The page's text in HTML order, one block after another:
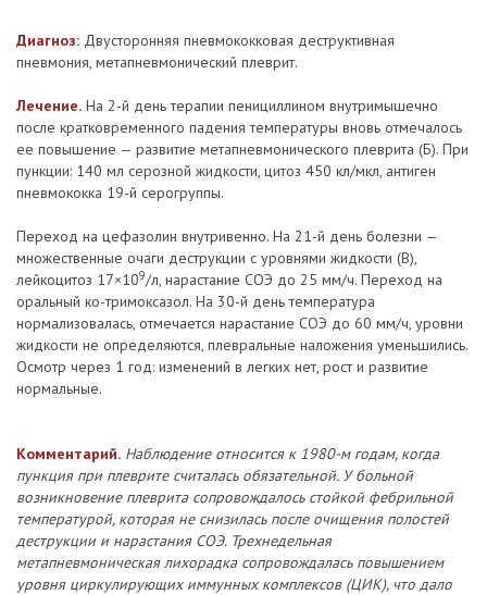
Диагноз: Двусторонняя пневмококковая деструктивная
пневмония, метапневмонический плеврит.
Лечение. На 2-й день терапии пенициллином внутримышечно
после кратковременного падения температуры вновь отмечалось
ее повышение — развитие метапневмонического плеврита (Б). При
пункции: 140 мл серозной жидкости, цитоз 450 кл/мкл, антиген
пневмококка 19-й серогруппы.
Переход на цефазолин внутривенно. На 21-й день болезни —
множественные очаги деструкции с уровнями жидкости (В),
лейкоцитоз 17×109/л, нарастание СОЭ до 25 мм/ч. Переход на
оральный ко-тримоксазол. На 30-й день температура
нормализовалась, отмечается нарастание СОЭ до 60 мм/ч, уровни
жидкости не определяются, плевральные наложения уменьшились.
Осмотр через 1 год: изменений в легких нет, рост и развитие
нормальные.
Комментарий. Наблюдение относится к 1980-м годам, когда
пункция при плеврите считалась обязательной. У больной
возникновение плеврита сопровождалось стойкой фебрильной
температурой, которая не снизилась после очищения полостей
деструкции и нарастания СОЭ. Трехнедельная
метапневмоническая лихорадка сопровождалась повышением
уровня циркулирующих иммунных комплексов (ЦИК), что дало